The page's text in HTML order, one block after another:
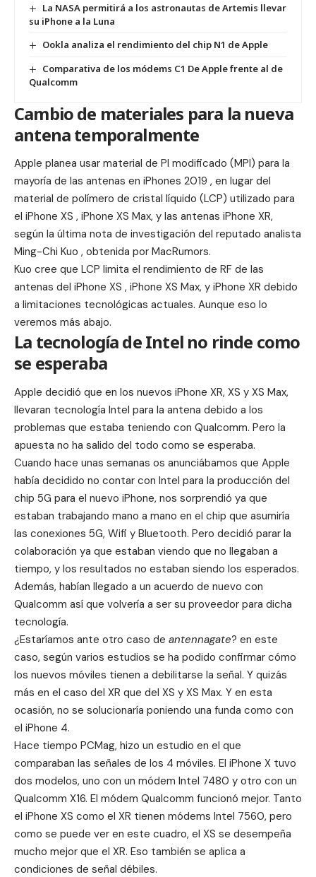
La NASA permitirá a los astronautas de Artemis llevar
su iPhone a la Luna
Ookla analiza el rendimiento del chip N1 de Apple
Comparativa de los módems C1 De Apple frente al de
Qualcomm
Cambio de materiales para la nueva
antena temporalmente
Apple planea usar material de PI modificado (MPI) para la
mayoría de las antenas en iPhones 2019 , en lugar del
material de polímero de cristal líquido (LCP) utilizado para
el iPhone XS , iPhone XS Max, y las antenas iPhone XR,
según la última nota de investigación del reputado analista
Ming-Chi Kuo , obtenida por MacRumors.
Kuo cree que LCP limita el rendimiento de RF de las
antenas del iPhone XS , iPhone XS Max, y iPhone XR debido
a limitaciones tecnológicas actuales. Aunque eso lo
veremos más abajo.
La tecnología de Intel no rinde como
se esperaba
Apple decidió que en los nuevos iPhone XR, XS y XS Max,
llevaran tecnología Intel para la antena debido a los
problemas que estaba teniendo con Qualcomm. Pero la
apuesta no ha salido del todo como se esperaba.
Cuando hace unas semanas os anunciábamos que Apple
había decidido no contar con Intel para la producción del
chip 5G para el nuevo iPhone, nos sorprendió ya que
estaban trabajando mano a mano en el chip que asumiría
las conexiones 5G, Wifi y Bluetooth. Pero decidió parar la
colaboración ya que estaban viendo que no llegaban a
tiempo, y los resultados no estaban siendo los esperados.
Además, habían llegado a un acuerdo de nuevo con
Qualcomm así que volvería a ser su proveedor para dicha
tecnología.
¿Estaríamos ante otro caso de antennagate? en este
caso, según varios estudios se ha podido confirmar cómo
los nuevos móviles tienen a debilitarse la señal. Y quizás
más en el caso del XR que del XS y XS Max. Y en esta
ocasión, no se solucionaría poniendo una funda como con
el iPhone 4.
Hace tiempo PCMag, hizo un estudio en el que
comparaban las señales de los 4 móviles. El iPhone X tuvo
dos modelos, uno con un módem Intel 7480 y otro con un
Qualcomm X16. El módem Qualcomm funcionó mejor. Tanto
el iPhone XS como el XR tienen módems Intel 7560, pero
como se puede ver en este cuadro, el XS se desempeña
mucho mejor que el XR. Eso también se aplica a
condiciones de señal débiles.